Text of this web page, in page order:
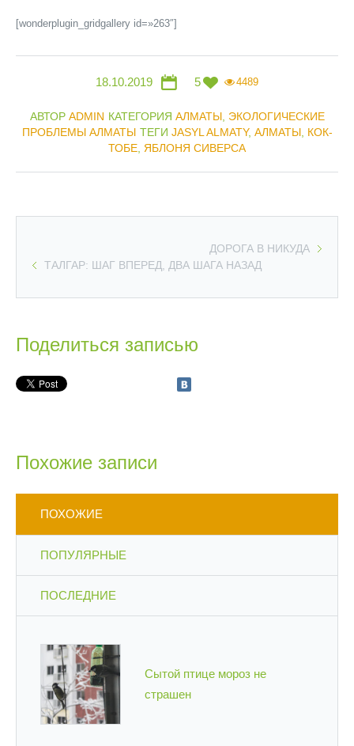
[wonderplugin_gridgallery id=»263″]
18.10.2019 5 4489
АВТОР ADMIN КАТЕГОРИЯ АЛМАТЫ, ЭКОЛОГИЧЕСКИЕ
ПРОБЛЕМЫ АЛМАТЫ ТЕГИ JASYL ALMATY, АЛМАТЫ, КОК-
ТОБЕ ЯБЛОНЯ СИВЕРСА
ДОРОГА В НИКУДА
ТАЛГАР: ШАГ ВПЕРЕД, ДВА ШАГА НАЗАД
Поделиться записью
Похожие записи
ПОХОЖИЕ
ПОПУЛЯРНЫЕ
ПОСЛЕДНИЕ
Сытой птице мороз не
страшен